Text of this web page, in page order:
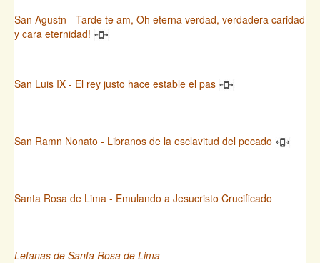
San Agustn - Tarde te am, Oh eterna verdad, verdadera caridad
y cara eternidad!
San Luis IX - El rey justo hace estable el pas
San Ramn Nonato - Libranos de la esclavitud del pecado
Santa Rosa de Lima - Emulando a Jesucristo Crucificado
Letanas de Santa Rosa de Lima